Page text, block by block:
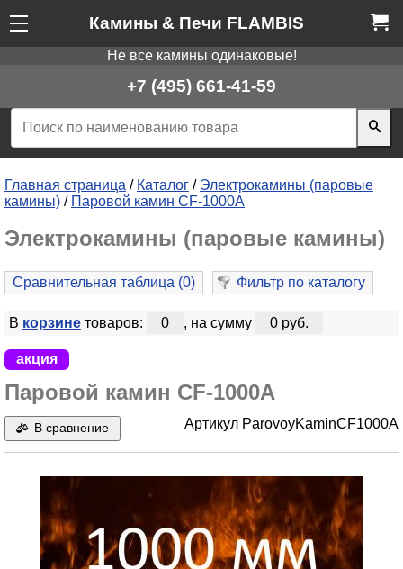
Камины & Печи FLAMBIS
Не все камины одинаковые!
+7 (495) 661-41-59
Главная страница / Каталог / Электрокамины (паровые
камины) / Паровой камин CF-1000A
Электрокамины (паровые камины)
Сравнительная таблица (0) Фильтр по каталогу
В корзинетоваров: 0 , на сумму 0 руб.
акция
Паровой камин CF-1000A
В сравнение Артикул ParovoyKaminCF1000A